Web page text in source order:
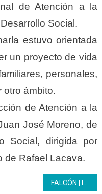
de Atención a la
Social.
estuvo orientada
un proyecto de vida
personales,
otro ámbito.
de Atención a la
José Moreno, de
Social, dirigida por
de Rafael Lacava.